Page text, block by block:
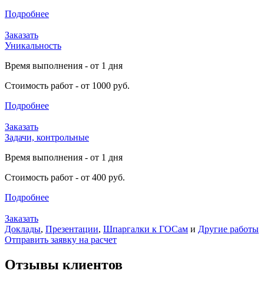
Подробнее
Заказать
Уникальность
Время выполнения - от 1 дня
Стоимость работ - от 1000 руб.
Подробнее
Заказать
Задачи, контрольные
Время выполнения - от 1 дня
Стоимость работ - от 400 руб.
Подробнее
Заказать
Доклады, Презентации, Шпаргалки к ГОСам и Другие работы
Отправить заявку на расчет
Отзывы клиентов